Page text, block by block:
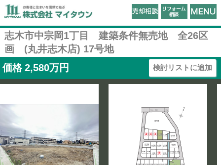
志木市中宗岡1丁目 建築条件無売地 全26区
画 (丸井志木店) 17号地
価格 2,580万円 検討リストに追加